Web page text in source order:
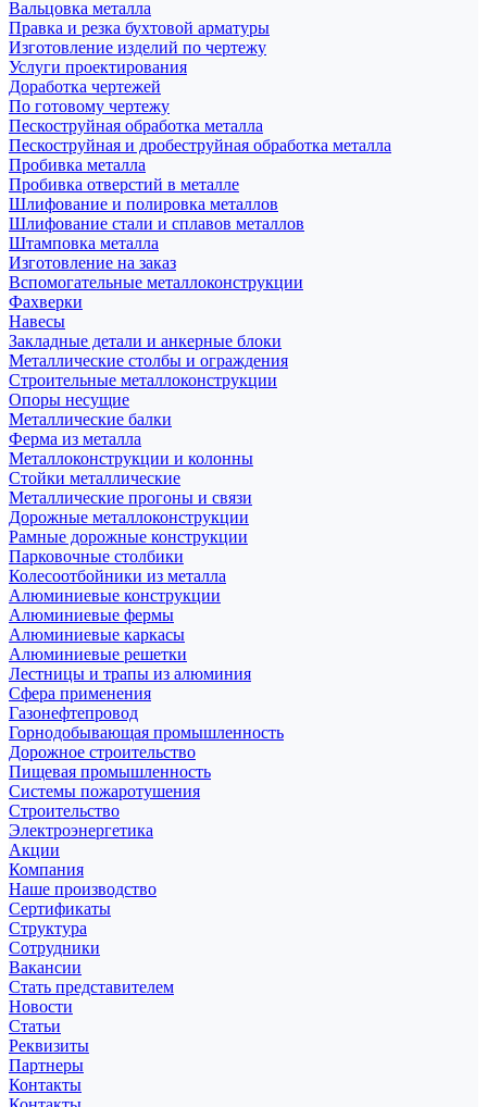
Вальцовка металла
Правка и резка бухтовой арматуры
Изготовление изделий по чертежу
Услуги проектирования
Доработка чертежей
По готовому чертежу
Пескоструйная обработка металла
Пескоструйная и дробеструйная обработка металла
Пробивка металла
Пробивка отверстий в металле
Шлифование и полировка металлов
Шлифование стали и сплавов металлов
Штамповка металла
Изготовление на заказ
Вспомогательные металлоконструкции
Фахверки
Навесы
Закладные детали и анкерные блоки
Металлические столбы и ограждения
Строительные металлоконструкции
Опоры несущие
Металлические балки
Ферма из металла
Металлоконструкции и колонны
Стойки металлические
Металлические прогоны и связи
Дорожные металлоконструкции
Рамные дорожные конструкции
Парковочные столбики
Колесоотбойники из металла
Алюминиевые конструкции
Алюминиевые фермы
Алюминиевые каркасы
Алюминиевые решетки
Лестницы и трапы из алюминия
Сфера применения
Газонефтепровод
Горнодобывающая промышленность
Дорожное строительство
Пищевая промышленность
Системы пожаротушения
Строительство
Электроэнергетика
Акции
Компания
Наше производство
Сертификаты
Структура
Сотрудники
Вакансии
Стать представителем
Новости
Статьи
Реквизиты
Партнеры
Контакты